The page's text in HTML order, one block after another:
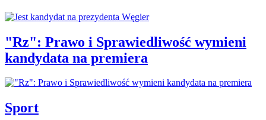
"Rz": Prawo i Sprawiedliwość wymieni
kandydata na premiera
Sport